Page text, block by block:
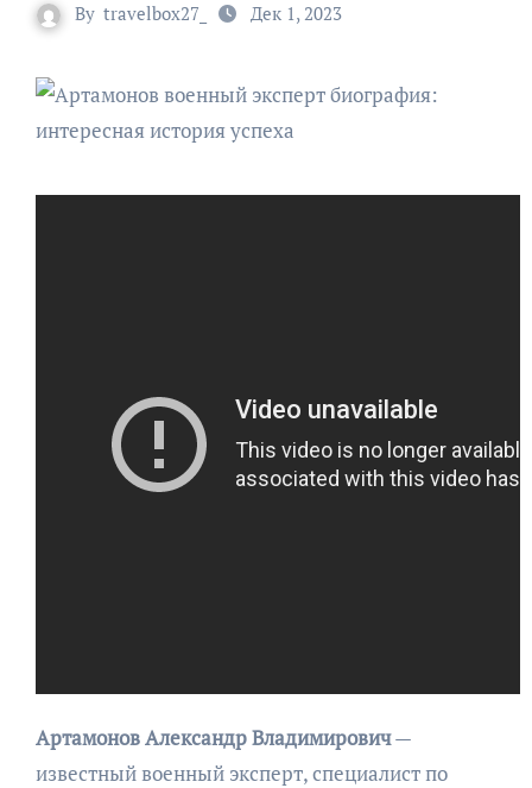
By travelbox27_ Дек 1, 2023
Артамонов Александр Владимирович—
известный военный эксперт, специалист по